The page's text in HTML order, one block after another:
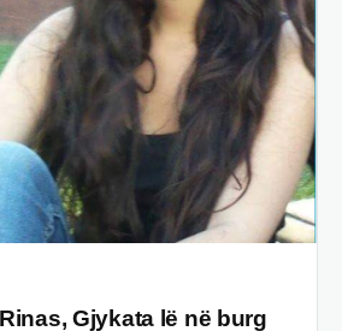
Gjykata lë në burg